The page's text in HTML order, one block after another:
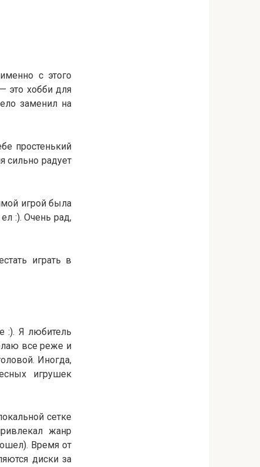
с этого
это хобби для
заменил на
простенький
сильно радует
игрой была
:). Очень рад,
играть в
:). Я любитель
все реже и
Иногда,
игрушек
сетке
жанр
Время от
диски за